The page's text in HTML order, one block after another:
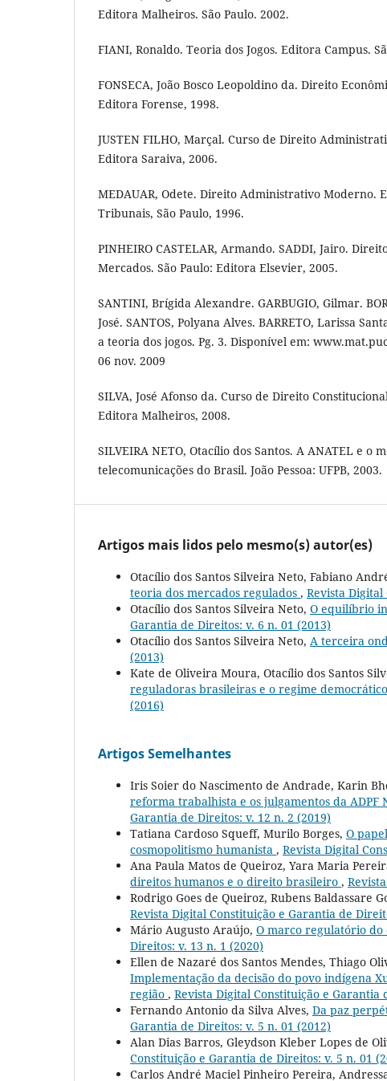
Editora Malheiros. São Paulo. 2002.
FIANI, Ronaldo. Teoria dos Jogos. Editora Campus.
FONSECA, João Bosco Leopoldino da. Direito
Editora Forense, 1998.
JUSTEN FILHO, Marçal. Curso de Direito
Editora Saraiva, 2006.
MEDAUAR, Odete. Direito Administrativo Moderno.
Tribunais, São Paulo, 1996.
PINHEIRO CASTELAR, Armando. SADDI, Jairo.
Mercados. São Paulo: Editora Elsevier, 2005.
SANTINI, Brígida Alexandre. GARBUGIO, Gilmar.
José. SANTOS, Polyana Alves. BARRETO, Larissa
a teoria dos jogos. Pg. 3. Disponível em:
06 nov. 2009
SILVA, José Afonso da. Curso de Direito
Editora Malheiros, 2008.
SILVEIRA NETO, Otacílio dos Santos. A ANATEL e o
telecomunicações do Brasil. João Pessoa: UFPB, 2003.
Artigos mais lidos pelo mesmo(s) autor(es)
Otacílio dos Santos Silveira Neto, Fabiano
teoria dos mercados regulados , Revista
Otacílio dos Santos Silveira Neto, O equilíbrio
Garantia de Direitos: v. 6 n. 01 (2013)
Otacílio dos Santos Silveira Neto, A terceira
(2013)
Kate de Oliveira Moura, Otacílio dos Santos
reguladoras brasileiras e o regime democrático
(2016)
Artigos Semelhantes
Iris Soier do Nascimento de Andrade, Karin
reforma trabalhista e os julgamentos da ADPF
Garantia de Direitos: v. 12 n. 2 (2019)
Tatiana Cardoso Squeff, Murilo Borges, O
cosmopolitismo humanista , Revista Digital
Ana Paula Matos de Queiroz, Yara Maria
direitos humanos e o direito brasileiro ,
Rodrigo Goes de Queiroz, Rubens Baldassare
Revista Digital Constituição e Garantia de
Mário Augusto Araújo, O marco regulatório do
Direitos: v. 13 n. 1 (2020)
Ellen de Nazaré dos Santos Mendes, Thiago
Implementação da decisão do povo indígena
região , Revista Digital Constituição e Garantia
Fernando Antonio da Silva Alves, Da paz
Garantia de Direitos: v. 5 n. 01 (2012)
Alan Dias Barros, Gleydson Kleber Lopes de
Constituição e Garantia de Direitos: v. 5 n. 01
Carlos André Maciel Pinheiro Pereira,